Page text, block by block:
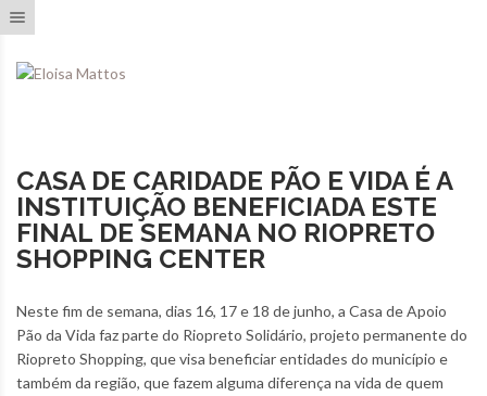
CASA DE CARIDADE PÃO E VIDA É A
INSTITUIÇÃO BENEFICIADA ESTE
FINAL DE SEMANA NO RIOPRETO
SHOPPING CENTER
Neste fim de semana, dias 16, 17 e 18 de junho, a Casa de Apoio
Pão da Vida faz parte do Riopreto Solidário, projeto permanente do
Riopreto Shopping, que visa beneficiar entidades do município e
também da região, que fazem alguma diferença na vida de quem